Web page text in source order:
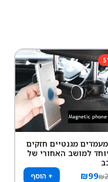
מעמדים מגנטיים חזקים
למושב האחורי של
₪99₪ + הוסף